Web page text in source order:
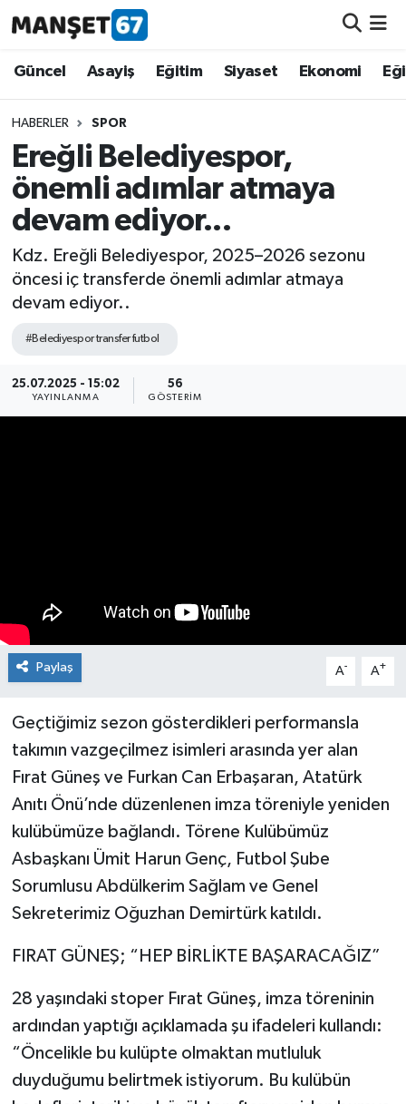
Güncel Asayiş Eğitim Siyaset Ekonomi
HABERLER SPOR
Ereğli Belediyespor,
önemli adımlar atmaya
devam ediyor...
Kdz. Ereğli Belediyespor, 2025–2026 sezonu
öncesi iç transferde önemli adımlar atmaya
devam ediyor..
#Belediyespor transfer futbol
25.07.2025 - 15:02
YAYINLANMA
56
GÖSTERIM
Paylaş A- A+
Geçtiğimiz sezon gösterdikleri performansla
takımın vazgeçilmez isimleri arasında yer alan
Fırat Güneş ve Furkan Can Erbaşaran, Atatürk
Anıtı Önü’nde düzenlenen imza töreniyle yeniden
kulübümüze bağlandı. Törene Kulübümüz
Asbaşkanı Ümit Harun Genç, Futbol Şube
Sorumlusu Abdülkerim Sağlam ve Genel
Sekreterimiz Oğuzhan Demirtürk katıldı.
FIRAT GÜNEŞ; “HEP BİRLİKTE BAŞARACAĞIZ”
28 yaşındaki stoper Fırat Güneş, imza töreninin
ardından yaptığı açıklamada şu ifadeleri kullandı:
“Öncelikle bu kulüpte olmaktan mutluluk
duyduğumu belirtmek istiyorum. Bu kulübün
Güncel
Asayiş
Siyaset
Eğitim
Ekonomi
Kültür-Sanat
Magazin